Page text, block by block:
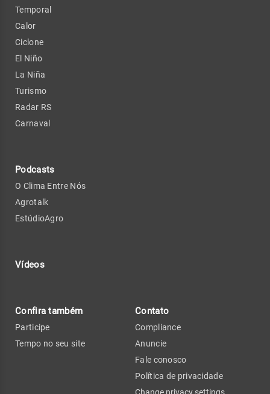
Temporal
Calor
Ciclone
El Niño
La Niña
Turismo
Radar RS
Carnaval
Podcasts
O Clima Entre Nós
Agrotalk
EstúdioAgro
Vídeos
Confira também
Participe
Tempo no seu site
Contato
Compliance
Anuncie
Fale conosco
Política de privacidade